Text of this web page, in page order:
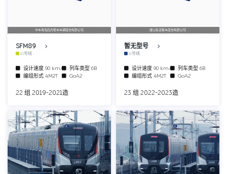
中车青岛四方机车车辆股份有限公司
SFM89
10号线
设计速度 90 km/h 列车类型 6B
编组形式 4M2T GoA2
22 组 2019-2021造
唐山轨道客车股份有限公司
暂无型号
11号线
设计速度 90 km/h 列车类型 6B
编组形式 4M2T GoA2
23 组 2022-2023造